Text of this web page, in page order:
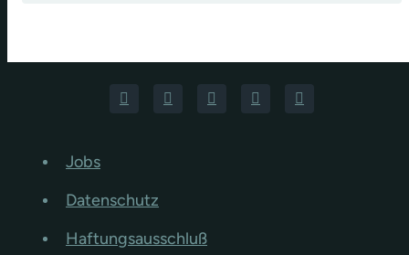
Jobs
Datenschutz
Haftungsausschluß